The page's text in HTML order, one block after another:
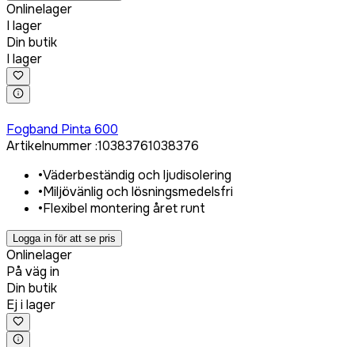
Onlinelager
I lager
Din butik
I lager
Fogband Pinta 600
Artikelnummer:10383761038376
•Väderbeständig och ljudisolering
•Miljövänlig och lösningsmedelsfri
•Flexibel montering året runt
Logga in för att se pris
Onlinelager
På väg in
Din butik
Ej i lager